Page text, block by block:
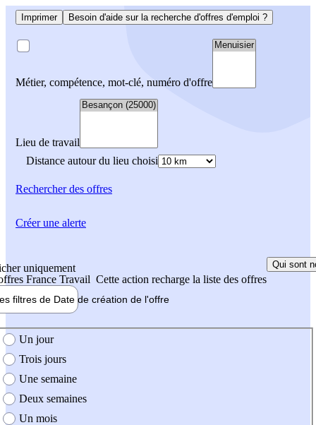
Imprimer Besoin d'aide sur la recherche d'offres d'emploi ?
Métier, compétence, mot-clé, numéro d'offre
Lieu de travail
Distance autour du lieu choisi
Rechercherdes offres
uniquement
France Travail Cette action recharge la liste des offres
Qui sont
filtres de Date de création de l'offre
création de l'offre
Un jour
Trois jours
Une semaine
Deux semaines
Un mois
Créer une alerte